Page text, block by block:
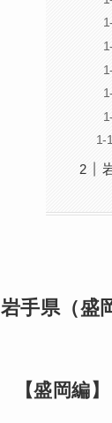
岩手県（盛
【盛岡編